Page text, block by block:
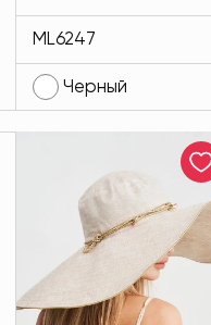
черного цвета
MODLAV ML6247-
13
ML6247
Черный